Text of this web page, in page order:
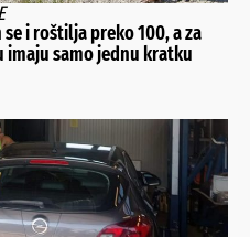
i roštilja preko 100, a za
imaju samo jednu kratku